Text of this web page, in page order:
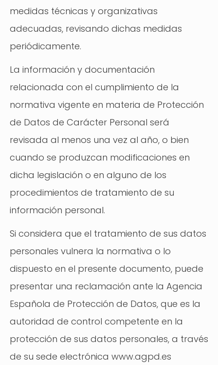
medidas técnicas y organizativas
adecuadas, revisando dichas medidas
periódicamente.
La información y documentación
relacionada con el cumplimiento de la
normativa vigente en materia de Protección
de Datos de Carácter Personal será
revisada al menos una vez al año, o bien
cuando se produzcan modificaciones en
dicha legislación o en alguno de los
procedimientos de tratamiento de su
información personal.
Si considera que el tratamiento de sus datos
personales vulnera la normativa o lo
dispuesto en el presente documento, puede
presentar una reclamación ante la Agencia
Española de Protección de Datos, que es la
autoridad de control competente en la
protección de sus datos personales, a través
de su sede electrónica www.agpd.es